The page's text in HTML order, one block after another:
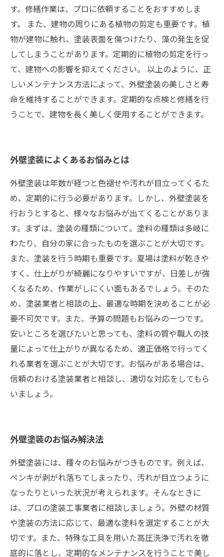
す。修繕作業は、プロに依頼することをおすすめしま
す。 また、建物の周りにある植物の剪定も重要です。植
物が建物に触れ、塗装表面を傷つけたり、藻の発生を促
してしまうことがあります。定期的に植物の剪定を行っ
て、建物への影響を抑えてください。 以上のように、正
しいメンテナンス方法によって、外壁塗装の美しさと寿
命を維持することができます。定期的な点検と修繕を行
うことで、建物を長く美しく使用することができます。
外壁塗装によくあるお悩みとは
外壁塗装は年数が経つと色褪せや汚れが目立ってくるた
め、定期的に行う必要があります。しかし、外壁塗装を
行おうとすると、様々なお悩みが出てくることがありま
す。まずは、塗装の種類について。塗料の種類は多岐に
わたり、自分の家に合ったものを選ぶことが大切です。
また、塗装を行う時期も重要です。夏場は塗料が乾きや
すく、仕上がりが綺麗になりやすいですが、日差しが強
くなるため、作業がしにくい面もあるでしょう。そのた
め、塗装業者と相談の上、最適な時期を決めることが必
要不可欠です。また、予算の問題もお悩みの一つです。
安いところを選びたいと思っても、塗料の質や職人の技
量によって仕上がりが異なるため、適正価格で行ってく
れる業者を選ぶことが大切です。お悩みがある場合は、
信頼のおける塗装業者と相談し、適切な対応をしてもら
いましょう。
外壁塗装のお悩み解決法
外壁塗装には、種々のお悩みがつきものです。例えば、
ペンキが剥がれ落ちてしまったり、汚れが目立つように
なったりといった状況が考えられます。そんなときに
は、プロの塗装工事業者に相談しましょう。外壁の材質
や塗装の方法に応じて、最適な塗料を選定することが大
切です。また、特殊な工具を用いた高圧洗浄で汚れを徹
底的に落とし、定期的なメンテナンスを行うことで美し